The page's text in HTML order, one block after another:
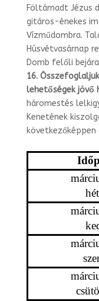
Föltámadt Jézus
gitáros-énekes
Vízműdombra.
Húsvétvasárnap
Domb felőli
16.
lehetőségek jövő
háromestés
Kenetének
következőképpen